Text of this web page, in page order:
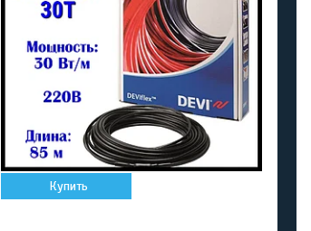
Купить